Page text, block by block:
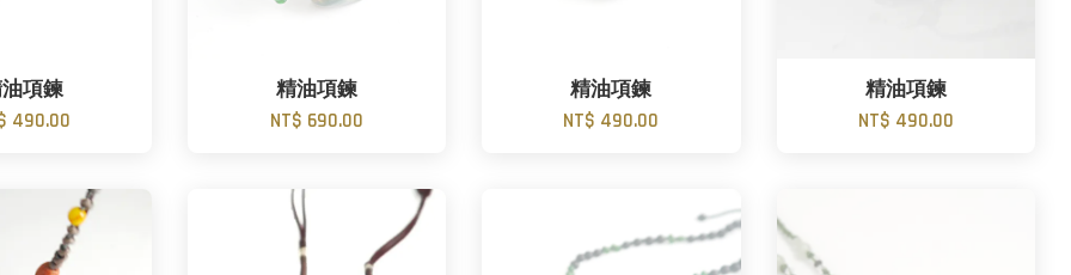
項鍊
490.00
精油項鍊
NT$ 690.00
精油項鍊
NT$ 490.00
精油項鍊
NT$ 490.00